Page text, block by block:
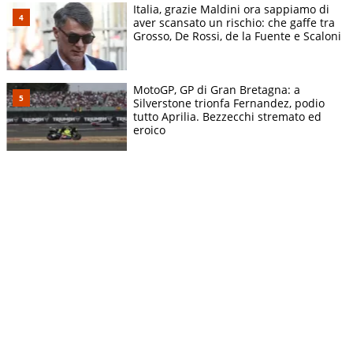
Italia, grazie Maldini ora sappiamo di
aver scansato un rischio: che gaffe tra
Grosso, De Rossi, de la Fuente e Scaloni
MotoGP, GP di Gran Bretagna: a
Silverstone trionfa Fernandez, podio
tutto Aprilia. Bezzecchi stremato ed
eroico